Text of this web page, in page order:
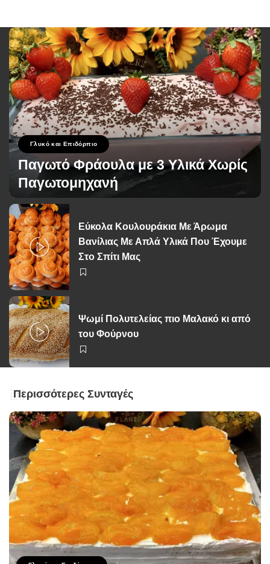
Γλυκό και Επιδόρπιο
Παγωτό Φράουλα με 3 Υλικά Χωρίς
Παγωτομηχανή
Posted
by
George Zolis 22 Μαΐου 2026
Εύκολα Κουλουράκια Με Άρωμα
Βανίλιας Με Απλά Υλικά Που Έχουμε
Στο Σπίτι Μας
Ψωμί Πολυτελείας πιο Μαλακό κι από
του Φούρνου
Περισσότερες Συνταγές